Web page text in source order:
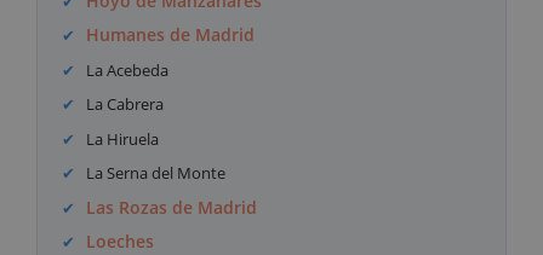
Humanes de Madrid
La Acebeda
La Cabrera
La Hiruela
La Serna del Monte
Las Rozas de Madrid
Loeches